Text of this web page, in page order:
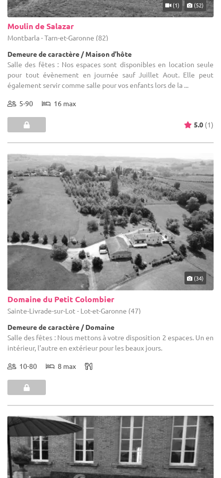
(1) (52)
Moulin de Salazar
Montbarla - Tarn-et-Garonne (82)
Demeure de caractère / Maison d’hôte
Salle des fêtes : Nos espaces sont disponibles en location seule
pour tout évènement en journée sauf Juillet Aout. Elle peut
également servir comme salle pour vos enfants lors de la ...
5-90 16 max
5.0 (1)
(34)
Domaine du Petit Colombier
Sainte-Livrade-sur-Lot - Lot-et-Garonne (47)
Demeure de caractère / Domaine
Salle des fêtes : Nous mettons à votre disposition 2 espaces. Un en
intérieur, l'autre en extérieur pour les beaux jours.
10-80 8 max